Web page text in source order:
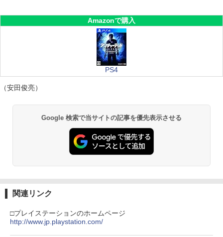
Amazonで購入
PS4
（安田俊亮）
Google 検索で当サイトの記事を優先表示させる
関連リンク
□プレイステーションのホームページ
http://www.jp.playstation.com/